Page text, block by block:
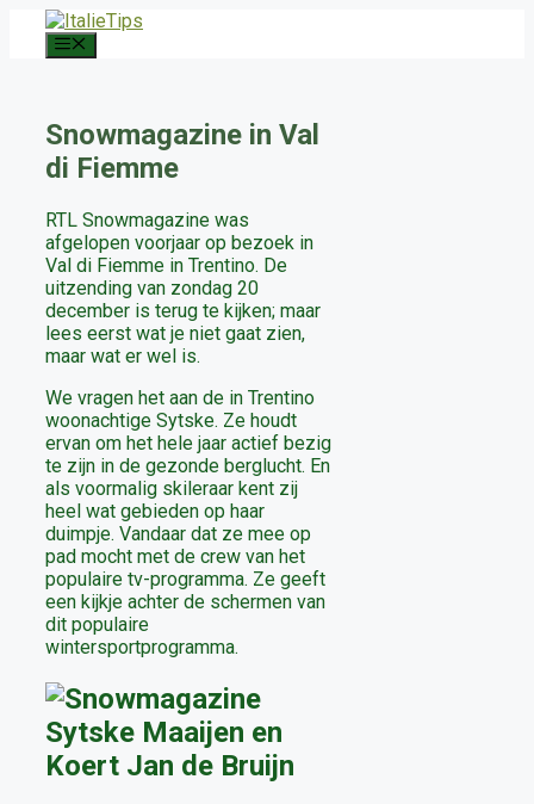
Snowmagazine in Val
di Fiemme
RTL Snowmagazine was
afgelopen voorjaar op bezoek in
Val di Fiemme in Trentino. De
uitzending van zondag 20
december is terug te kijken; maar
lees eerst wat je niet gaat zien,
maar wat er wel is.
We vragen het aan de in Trentino
woonachtige Sytske. Ze houdt
ervan om het hele jaar actief bezig
te zijn in de gezonde berglucht. En
als voormalig skileraar kent zij
heel wat gebieden op haar
duimpje. Vandaar dat ze mee op
pad mocht met de crew van het
populaire tv-programma. Ze geeft
een kijkje achter de schermen van
dit populaire
wintersportprogramma.